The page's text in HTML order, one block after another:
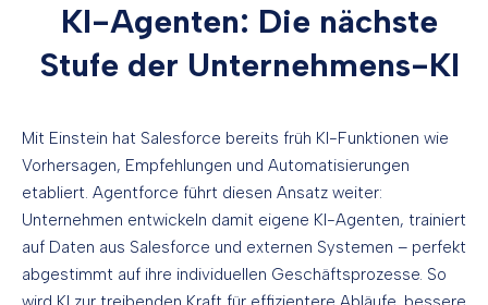
KI-Agenten: Die nächste
Stufe der Unternehmens-KI
Mit Einstein hat Salesforce bereits früh KI-Funktionen wie
Vorhersagen, Empfehlungen und Automatisierungen
etabliert. Agentforce führt diesen Ansatz weiter:
Unternehmen entwickeln damit eigene KI-Agenten, trainiert
auf Daten aus Salesforce und externen Systemen – perfekt
abgestimmt auf ihre individuellen Geschäftsprozesse. So